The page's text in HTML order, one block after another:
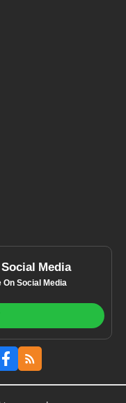
Media
Social Media